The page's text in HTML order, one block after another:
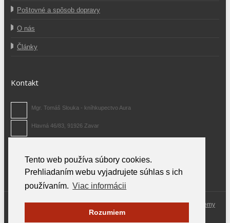
Tento web používa súbory cookies.
Prehliadaním webu vyjadrujete súhlas s ich
používaním. Viac informácii
Rozumiem
Poštovné a spôsob dopravy
O nás
Články
Kontakt
Mgr. Tomáš Slouka - kníhkupectvo Aura
Hlavná 46/83, 91926 Zavar
info@auraknihy.sk
© 2026 Aura Knihy.sk.All rights reserved. Odporúčame VámFM parfemy